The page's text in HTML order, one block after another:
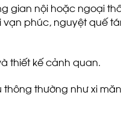
gian nội hoặc ngoại
phúc, nguyệt quế
thiết kế cảnh quan.
thường như xi